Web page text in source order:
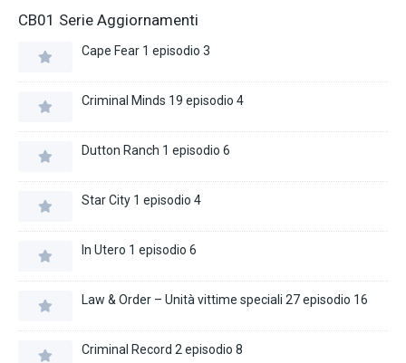
CB01 Serie Aggiornamenti
Cape Fear 1 episodio 3
Criminal Minds 19 episodio 4
Dutton Ranch 1 episodio 6
Star City 1 episodio 4
In Utero 1 episodio 6
Law & Order – Unità vittime speciali 27 episodio 16
Criminal Record 2 episodio 8